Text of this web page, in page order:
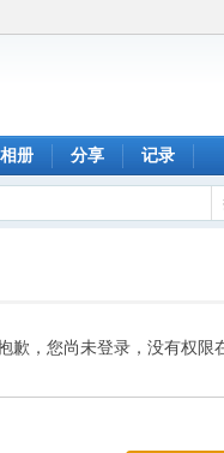
相册 分享 记录
歉，您尚未登录，没有权限